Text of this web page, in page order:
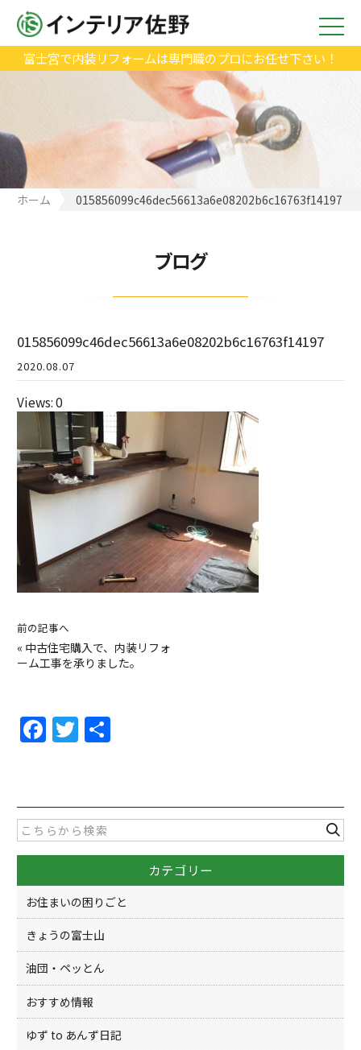
富士宮で内装リフォームは専門職のプロにお任せ下さい！
ホーム 015856099c46dec56613a6e08202b6c16763f14197
ブログ
015856099c46dec56613a6e08202b6c16763f14197
2020.08.07
Views: 0
前の記事へ
« 中古住宅購入で、内装リフォ
ーム工事を承りました。
F
a
e
b
o
o
k
T
w
er
カテゴリー
お住まいの困りごと
きょうの富士山
油団・ペッとん
おすすめ情報
ゆず to あんず日記